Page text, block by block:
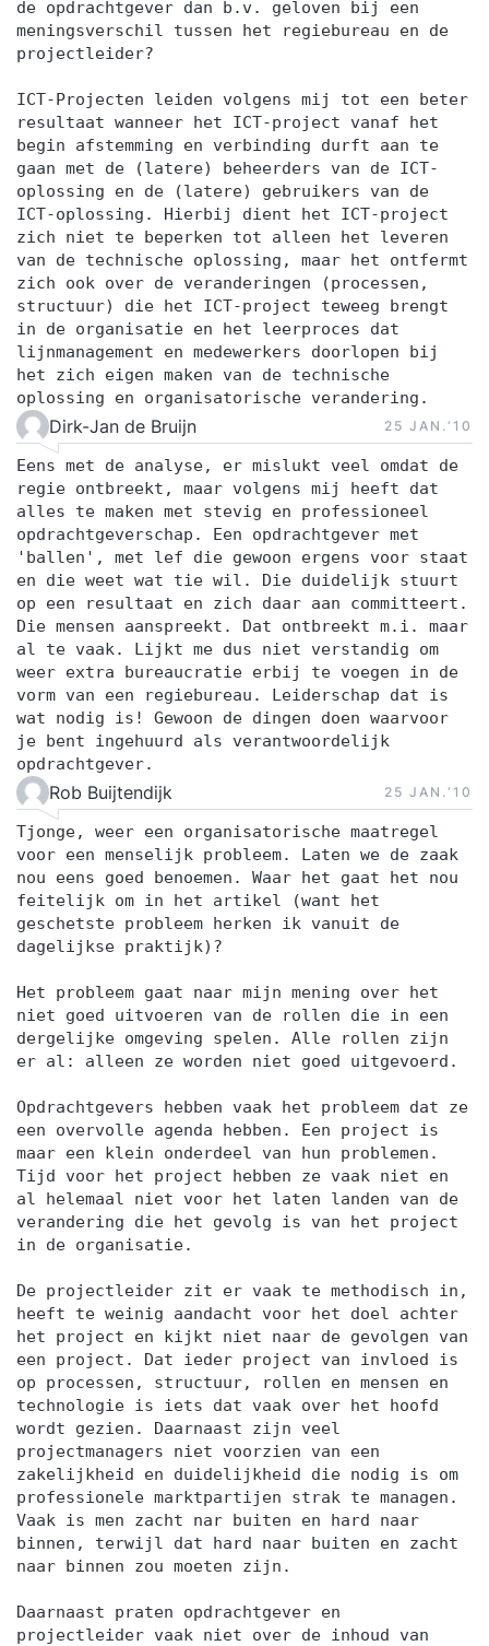
project (plan)? Hoe kun je je project op koers
houden tijdens de uitvoering? Op welke manier
zorg je voor (meer) tevreden stakeholders met
verschillende belangen? Hoe ga je om met
verschillende soorten weerstand en hoe beheers
je conflicten? Projectevaluatie en afsluiting met
zorg Het voorkomen van de meest
voorkomende valkuilen Take aways (+
deelnemers gaan naar huis met eigen POP)
FOCUS DAG 3: REFLECTIE EN VERDIEPING Jouw
eigen project case of project plan
Verandermanagement voor projecten
Zelfreflectie op eigen POP en ervaringen Werken
met kernkwadranten, Belbin en MBTI voor meer
zelf-&mensenkennis Actief luisteren Feedback
geven en ontvangen / perfection game 14 stijlen
voor het beïnvloeden voor projectmanagers
Succesvol overtuigen Effectief omgaan met
conflicten en onderhandelen Leiderschapsstijlen
en werken met modellen die wel werken zoals
Teamontwikkeling (Tuckman), Situationeel leiding
geven (Hersey & Blanchard), Empowerment (JIJ-
IK-WIJ model) en Team Effectiviteitsmodel
Intervisies in kleine groepen of coaching
gesprekken – Bring Your Critical Case
Mogelijkheden voor certificering Take aways (+
deelnemers gaan naar huis met eigen POP)
CURSUSMATERIAAL Het trainingsmateriaal voor
de Project Management training bevat
ondersteunende hulpmiddelen om een
projectplan en een risicoanalyse op te zetten. Het
cursusboek is de bestseller ‘Projectmanagement’
van Roel Grit (editie 8) inclusief project stappen
boek kun je zelf bij bol.com of via ons tegen
extra kosten bestellen. Om meer uit je training te
halen adviseren wij dringend om het cursusboek
van te voren te lezen. VOORKENNIS HBO of
hoger. MAATWERK De cursusomschrijving geeft
een goede indicatie hoe de training eruitziet.
Toch kan de inhoud per training verschillen. Deze
verschillen zijn afhankelijk van eventuele
voorkennis, praktijkervaring en deelnemer
intakegesprekken worden deelnemer leerdoelen
geïnventariseerd. Op deze basis wordt het
definitieve trainingsprogramma voor de training
bepaald. EXAMEN Voor deze training is er geen
officiële examen. Wel maakt het volgen van deze
training het behalen van internationaal erkende
certificaten zoals Prince2 Foundation of Prince2
Practitioner, AgilePM Foundation of AgilePM
Practitioner, IPMA en PMP gemakkelijker omdat
de inhoud van deze training de specifieke pm-
principes en onderwerpen van de meest
de opdrachtgever dan b.v. geloven bij een
meningsverschil tussen het regiebureau en de
projectleider?
ICT-Projecten leiden volgens mij tot een beter
resultaat wanneer het ICT-project vanaf het
begin afstemming en verbinding durft aan te
gaan met de (latere) beheerders van de ICT-
oplossing en de (latere) gebruikers van de
ICT-oplossing. Hierbij dient het ICT-project
zich niet te beperken tot alleen het leveren
van de technische oplossing, maar het ontfermt
zich ook over de veranderingen (processen,
structuur) die het ICT-project teweeg brengt
in de organisatie en het leerproces dat
lijnmanagement en medewerkers doorlopen bij
het zich eigen maken van de technische
oplossing en organisatorische verandering.
Dirk-Jan de Bruijn 25 JAN.‘10
Eens met de analyse, er mislukt veel omdat de
regie ontbreekt, maar volgens mij heeft dat
alles te maken met stevig en professioneel
opdrachtgeverschap. Een opdrachtgever met
'ballen', met lef die gewoon ergens voor staat
en die weet wat tie wil. Die duidelijk stuurt
op een resultaat en zich daar aan committeert.
Die mensen aanspreekt. Dat ontbreekt m.i. maar
al te vaak. Lijkt me dus niet verstandig om
weer extra bureaucratie erbij te voegen in de
vorm van een regiebureau. Leiderschap dat is
wat nodig is! Gewoon de dingen doen waarvoor
je bent ingehuurd als verantwoordelijk
opdrachtgever.
Rob Buijtendijk 25 JAN.‘10
Tjonge, weer een organisatorische maatregel
voor een menselijk probleem. Laten we de zaak
nou eens goed benoemen. Waar het gaat het nou
feitelijk om in het artikel (want het
geschetste probleem herken ik vanuit de
dagelijkse praktijk)?
Het probleem gaat naar mijn mening over het
niet goed uitvoeren van de rollen die in een
dergelijke omgeving spelen. Alle rollen zijn
er al: alleen ze worden niet goed uitgevoerd.
Opdrachtgevers hebben vaak het probleem dat ze
een overvolle agenda hebben. Een project is
maar een klein onderdeel van hun problemen.
Tijd voor het project hebben ze vaak niet en
al helemaal niet voor het laten landen van de
verandering die het gevolg is van het project
in de organisatie.
De projectleider zit er vaak te methodisch in,
heeft te weinig aandacht voor het doel achter
het project en kijkt niet naar de gevolgen van
een project. Dat ieder project van invloed is
op processen, structuur, rollen en mensen en
technologie is iets dat vaak over het hoofd
wordt gezien. Daarnaast zijn veel
projectmanagers niet voorzien van een
zakelijkheid en duidelijkheid die nodig is om
professionele marktpartijen strak te managen.
Vaak is men zacht nar buiten en hard naar
binnen, terwijl dat hard naar buiten en zacht
naar binnen zou moeten zijn.
Daarnaast praten opdrachtgever en
projectleider vaak niet over de inhoud van